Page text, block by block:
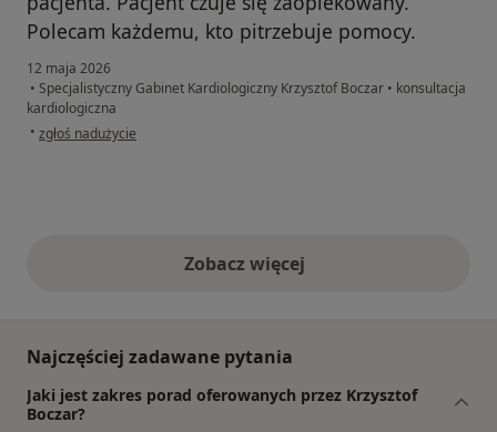
Polecam każdemu, kto pitrzebuje pomocy.
12 maja 2026
• Specjalistyczny Gabinet Kardiologiczny Krzysztof Boczar • konsultacja
kardiologiczna
• w opinii użytkownika Kazimierz Bizoń
zgłoś nadużycie
Zobacz więcejopinie powyżej
Najczęściej zadawane pytania
Jaki jest zakres porad oferowanych przez Krzysztof
Boczar?